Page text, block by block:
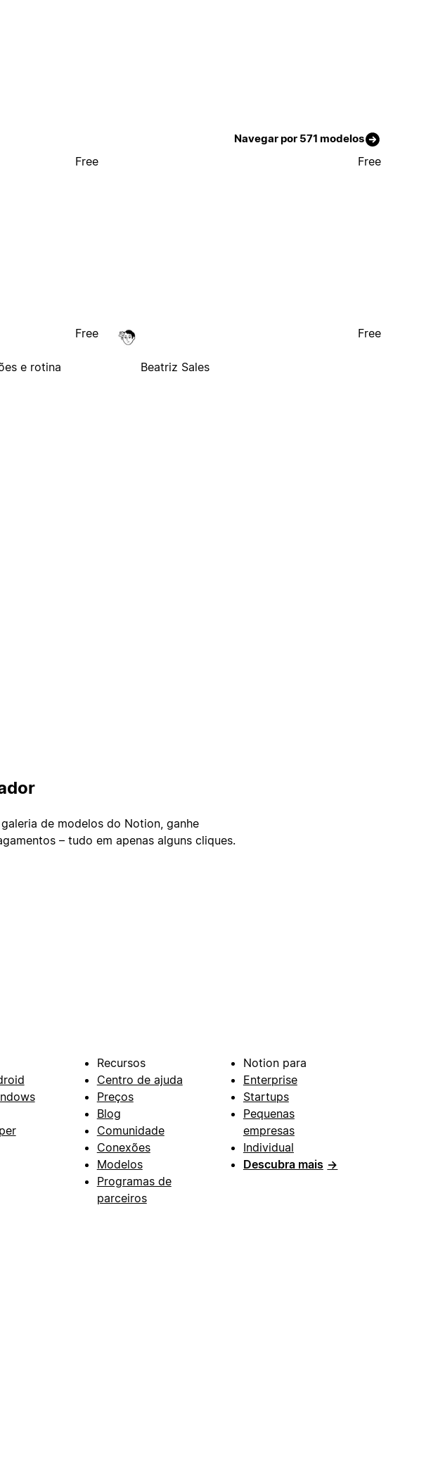
Navegar por 571 modelos
Free Free
e rotina
Free
Beatriz Sales
Free
de modelos do Notion, ganhe
– tudo em apenas alguns cliques.
Recursos
Centro de ajuda
Preços
Blog
Comunidade
Conexões
Modelos
Programas de
parceiros
Notion para
Enterprise
Startups
Pequenas
empresas
Individual
Descubra mais →